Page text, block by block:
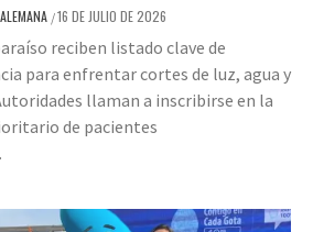
/16 DE JULIO DE 2026
reciben listado clave de
para enfrentar cortes de luz, agua y
llaman a inscribirse en la
de pacientes